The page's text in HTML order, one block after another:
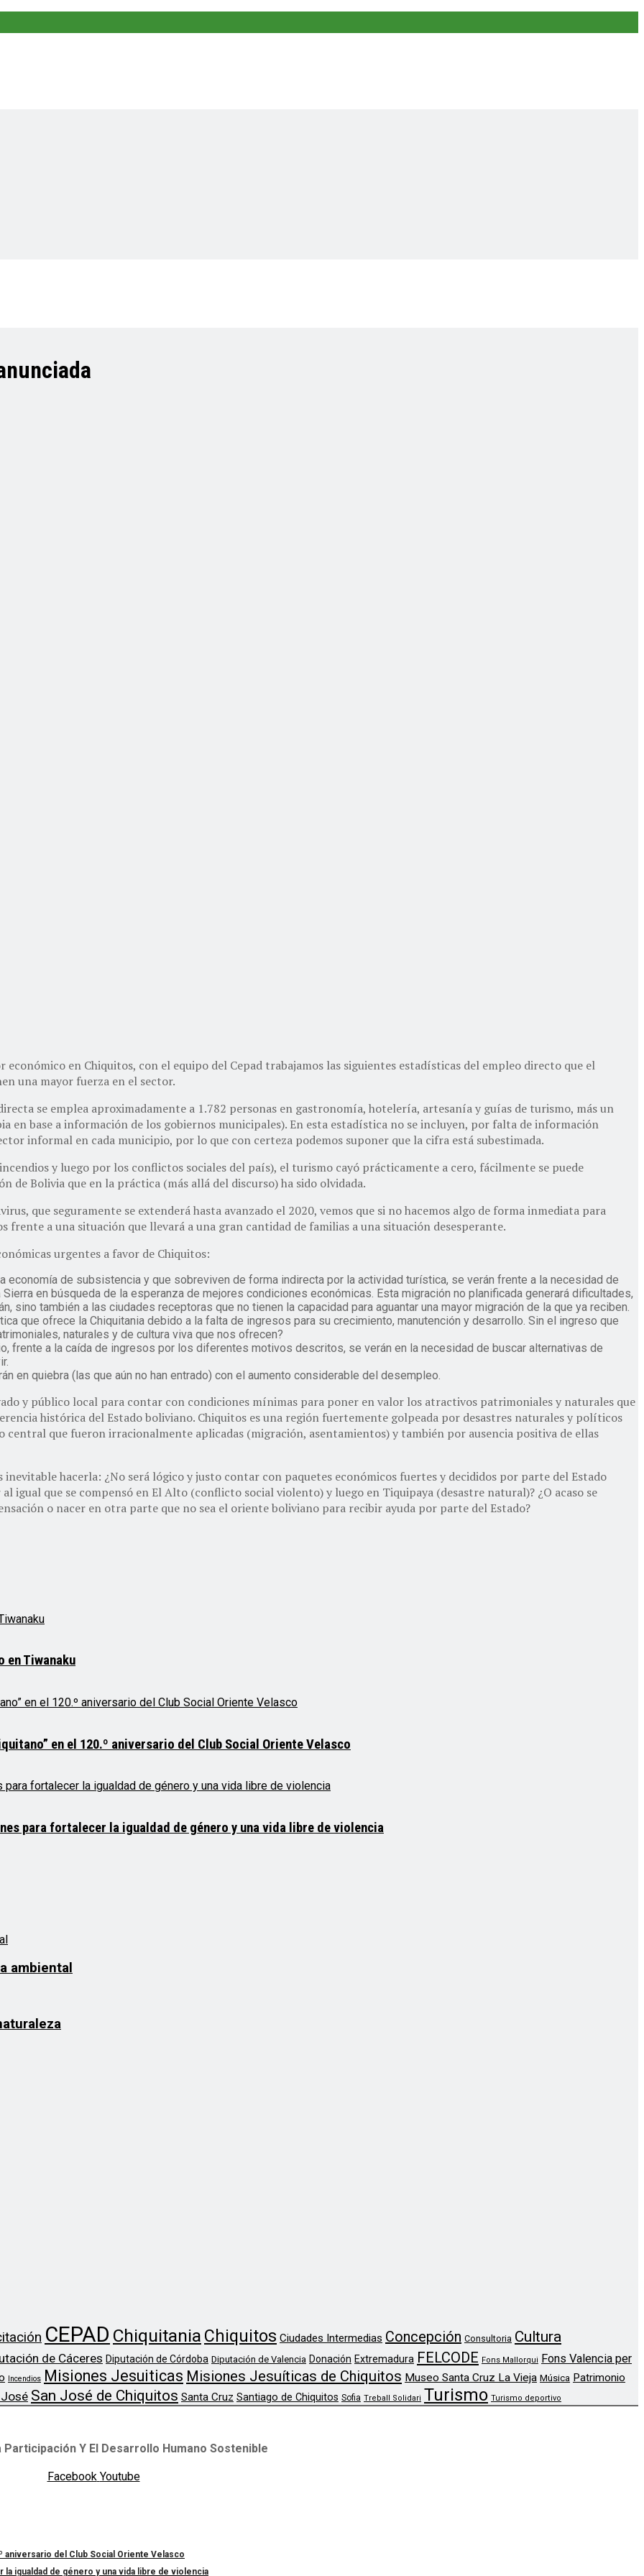
en Chiquitos, con el equipo del Cepad trabajamos las siguientes estadísticas del empleo directo que el
una mayor fuerza en el sector.
se emplea aproximadamente a 1.782 personas en gastronomía, hotelería, artesanía y guías de turismo, más un
base a información de los gobiernos municipales). En esta estadística no se incluyen, por falta de información
informal en cada municipio, por lo que con certeza podemos suponer que la cifra está subestimada.
y luego por los conflictos sociales del país), el turismo cayó prácticamente a cero, fácilmente se puede
Bolivia que en la práctica (más allá del discurso) ha sido olvidada.
que seguramente se extenderá hasta avanzado el 2020, vemos que si no hacemos algo de forma inmediata para
frente a una situación que llevará a una gran cantidad de familias a una situación desesperante.
urgentes a favor de Chiquitos:
economía de subsistencia y que sobreviven de forma indirecta por la actividad turística, se verán frente a la necesidad de
en búsqueda de la esperanza de mejores condiciones económicas. Esta migración no planificada generará dificultades,
sino también a las ciudades receptoras que no tienen la capacidad para aguantar una mayor migración de la que ya reciben.
que ofrece la Chiquitania debido a la falta de ingresos para su crecimiento, manutención y desarrollo. Sin el ingreso que
naturales y de cultura viva que nos ofrecen?
frente a la caída de ingresos por los diferentes motivos descritos, se verán en la necesidad de buscar alternativas de
en quiebra (las que aún no han entrado) con el aumento considerable del desempleo.
y público local para contar con condiciones mínimas para poner en valor los atractivos patrimoniales y naturales que
histórica del Estado boliviano. Chiquitos es una región fuertemente golpeada por desastres naturales y políticos
central que fueron irracionalmente aplicadas (migración, asentamientos) y también por ausencia positiva de ellas
hacerla: ¿No será lógico y justo contar con paquetes económicos fuertes y decididos por parte del Estado
igual que se compensó en El Alto (conflicto social violento) y luego en Tiquipaya (desastre natural)? ¿O acaso se
o nacer en otra parte que no sea el oriente boliviano para recibir ayuda por parte del Estado?
Tiwanaku
en el 120.º aniversario del Club Social Oriente Velasco
para fortalecer la igualdad de género y una vida libre de violencia
ambiental
CEPAD Chiquitania Chiquitos Ciudades Intermedias Concepción Consultoria Cultura
de Cáceres Diputación de Córdoba Diputación de Valencia Donación Extremadura FELCODE Fons Mallorqui Fons Valencia per
Incendios Misiones Jesuiticas Misiones Jesuíticas de Chiquitos Museo Santa Cruz La Vieja Música Patrimonio
San José de Chiquitos Santa Cruz Santiago de Chiquitos Sofia Treball Solidari Turismo Turismo deportivo
Participación Y El Desarrollo Humano Sostenible
Facebook Youtube
aniversario del Club Social Oriente Velasco
igualdad de género y una vida libre de violencia